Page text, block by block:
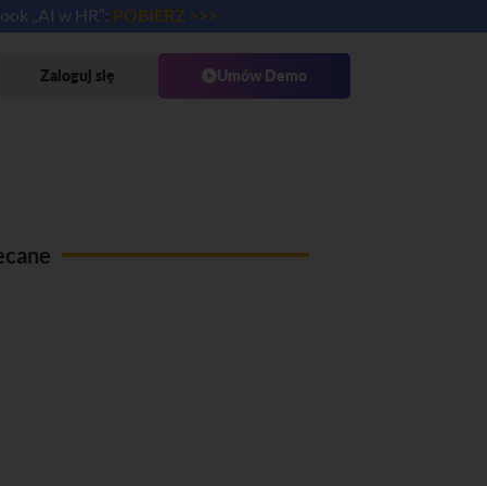
„AI w HR”: POBIERZ >>>
Zaloguj się Umów Demo